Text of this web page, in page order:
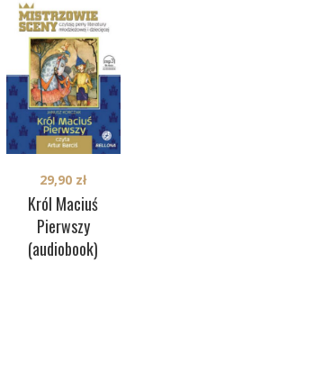
Król Maciuś
Pierwszy
(audiobook)
29,90 zł